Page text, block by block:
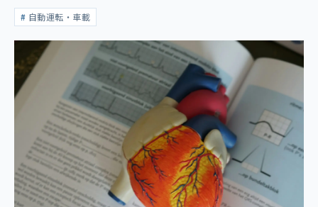
自動運転・車載